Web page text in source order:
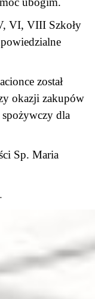
VI, VIII Szkoły
został
okazji zakupów
dla
Sp. Maria